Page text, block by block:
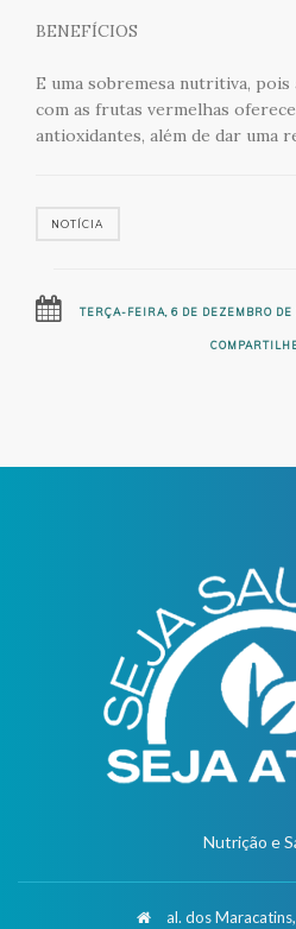
BENEFÍCIOS
E uma sobremesa nutritiva,
com as frutas vermelhas
antioxidantes, além de dar uma
NOTÍCIA
TERÇA-FEIRA, 6 DE DEZEMBRO DE
Nutrição e
al. dos